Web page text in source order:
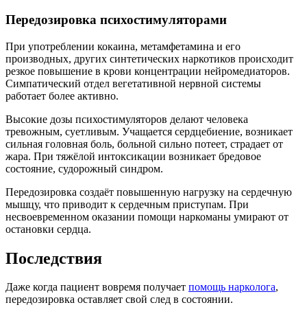
Передозировка психостимуляторами
При употреблении кокаина, метамфетамина и его
производных, других синтетических наркотиков происходит
резкое повышение в крови концентрации нейромедиаторов.
Симпатический отдел вегетативной нервной системы
работает более активно.
Высокие дозы психостимуляторов делают человека
тревожным, суетливым. Учащается сердцебиение, возникает
сильная головная боль, больной сильно потеет, страдает от
жара. При тяжёлой интоксикации возникает бредовое
состояние, судорожный синдром.
Передозировка создаёт повышенную нагрузку на сердечную
мышцу, что приводит к сердечным приступам. При
несвоевременном оказании помощи наркоманы умирают от
остановки сердца.
Последствия
Даже когда пациент вовремя получает помощь нарколога,
передозировка оставляет свой след в состоянии.